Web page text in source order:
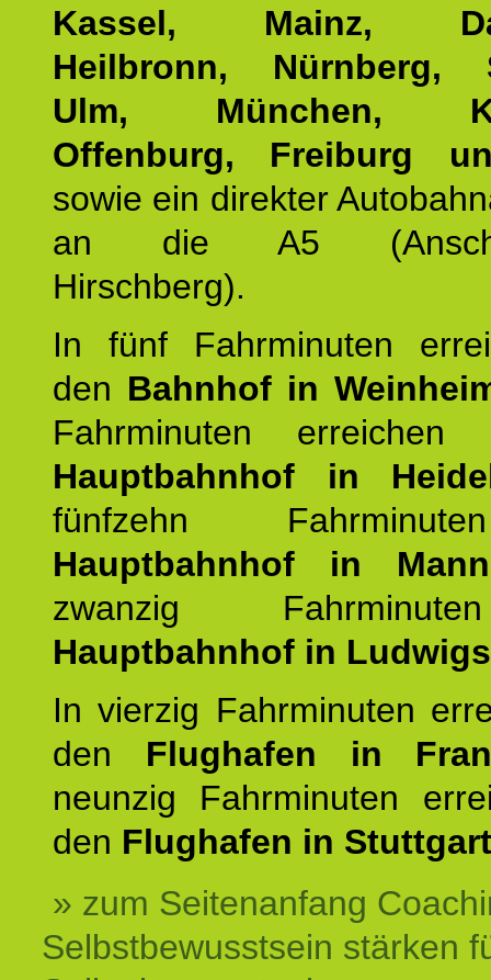
Kassel, Mainz,
Heilbronn, Nürnberg,
Ulm, München,
Offenburg, Freiburg
sowie ein direkter
an die A5
Hirschberg).
In fünf Fahrminuten
den Bahnhof in
Fahrminuten
Hauptbahnhof in
fünfzehn
Hauptbahnhof in
zwanzig
Hauptbahnhof in
In vierzig Fahrminuten
den Flughafen in
neunzig Fahrminuten
den Flughafen in
» zum Seitenanfang
Selbstbewusstsein stärken